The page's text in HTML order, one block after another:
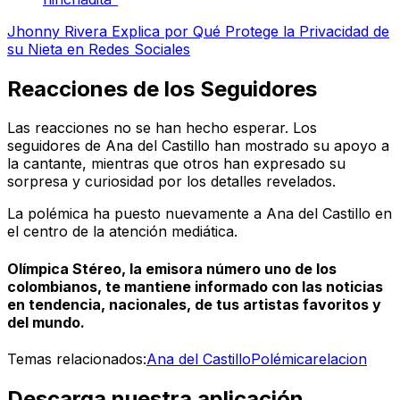
Jhonny Rivera Explica por Qué Protege la Privacidad de
su Nieta en Redes Sociales
Reacciones de los Seguidores
Las reacciones no se han hecho esperar. Los
seguidores de Ana del Castillo han mostrado su apoyo a
la cantante, mientras que otros han expresado su
sorpresa y curiosidad por los detalles revelados.
La polémica ha puesto nuevamente a Ana del Castillo en
el centro de la atención mediática.
Olímpica Stéreo, la emisora número uno de los
colombianos, te mantiene informado con las noticias
en tendencia, nacionales, de tus artistas favoritos y
del mundo.
Temas relacionados:Ana del CastilloPolémicarelacion